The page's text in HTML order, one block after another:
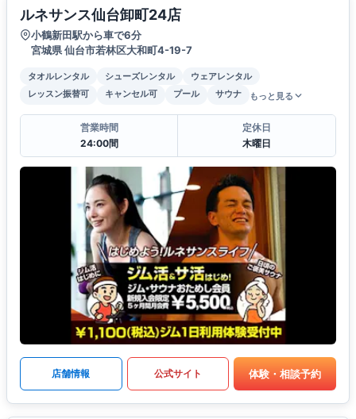
ルネサンス仙台卸町24店
小鶴新田駅から車で6分
宮城県 仙台市若林区大和町4-19-7
タオルレンタル シューズレンタル
ウェアレンタル
レッスン振替可
キャンセル可 プール サウナ もっと見る
営業時間
24:00間
定休日
木曜日
店舗情報 公式サイト 体験・相談予約